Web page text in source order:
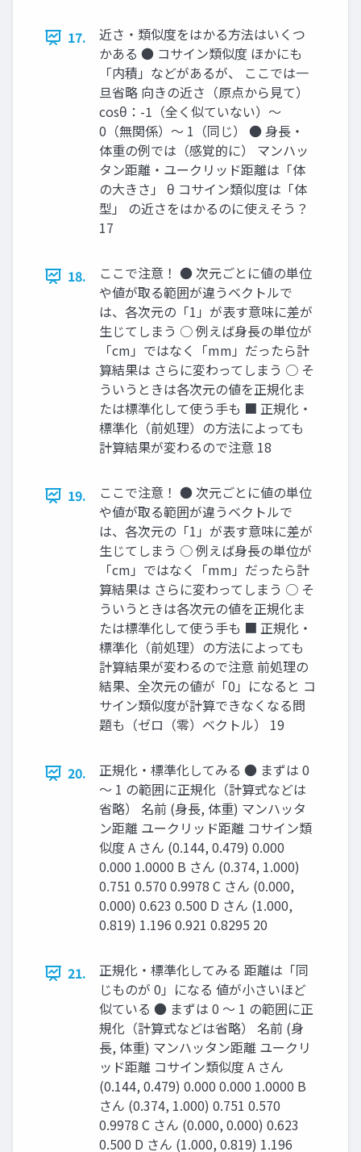
17.
近さ・類似度をはかる方法はいくつ
かある ● コサイン類似度 ほかにも
「内積」などがあるが、 ここでは一
旦省略 向きの近さ（原点から見て）
cosθ：-1（全く似ていない）〜
0（無関係）〜 1（同じ） ● 身長・
体重の例では（感覚的に） マンハッ
タン距離・ユークリッド距離は「体
の大きさ」 θ コサイン類似度は「体
型」 の近さをはかるのに使えそう？
17
18.
ここで注意！ ● 次元ごとに値の単位
や値が取る範囲が違うベクトルで
は、各次元の「1」が表す意味に差が
生じてしまう ○ 例えば身長の単位が
「cm」ではなく「mm」だったら計
算結果は さらに変わってしまう ○ そ
ういうときは各次元の値を正規化ま
たは標準化して使う手も ■ 正規化・
標準化（前処理）の方法によっても
計算結果が変わるので注意 18
19.
ここで注意！ ● 次元ごとに値の単位
や値が取る範囲が違うベクトルで
は、各次元の「1」が表す意味に差が
生じてしまう ○ 例えば身長の単位が
「cm」ではなく「mm」だったら計
算結果は さらに変わってしまう ○ そ
ういうときは各次元の値を正規化ま
たは標準化して使う手も ■ 正規化・
標準化（前処理）の方法によっても
計算結果が変わるので注意 前処理の
結果、全次元の値が「0」になると コ
サイン類似度が計算できなくなる問
題も（ゼロ（零）ベクトル） 19
20.
正規化・標準化してみる ● まずは 0
～ 1 の範囲に正規化（計算式などは
省略） 名前 (身長, 体重) マンハッタ
ン距離 ユークリッド距離 コサイン類
似度 A さん (0.144, 0.479) 0.000
0.000 1.0000 B さん (0.374, 1.000)
0.751 0.570 0.9978 C さん (0.000,
0.000) 0.623 0.500 D さん (1.000,
0.819) 1.196 0.921 0.8295 20
21.
正規化・標準化してみる 距離は「同
じものが 0」になる 値が小さいほど
似ている ● まずは 0 ～ 1 の範囲に正
規化（計算式などは省略） 名前 (身
長, 体重) マンハッタン距離 ユークリ
ッド距離 コサイン類似度 A さん
(0.144, 0.479) 0.000 0.000 1.0000 B
さん (0.374, 1.000) 0.751 0.570
0.9978 C さん (0.000, 0.000) 0.623
0.500 D さん (1.000, 0.819) 1.196